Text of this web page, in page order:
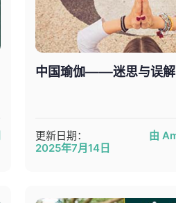
中国瑜伽——迷思与误解
更新日期：
2025年7月14日
由